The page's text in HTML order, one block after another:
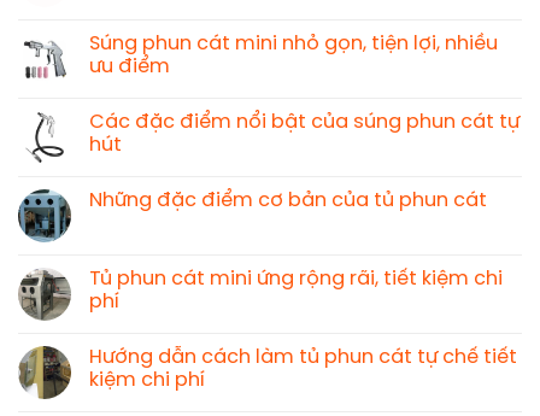
Súng phun cát mini nhỏ gọn, tiện lợi, nhiều
ưu điểm
Các đặc điểm nổi bật của súng phun cát tự
hút
Những đặc điểm cơ bản của tủ phun cát
Tủ phun cát mini ứng rộng rãi, tiết kiệm chi
phí
Hướng dẫn cách làm tủ phun cát tự chế tiết
kiệm chi phí